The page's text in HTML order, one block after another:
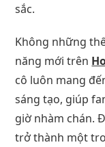
sắc.
Không những
năng mới trên
cô luôn mang
sáng tạo, giúp
giờ nhàm chán.
trở thành một